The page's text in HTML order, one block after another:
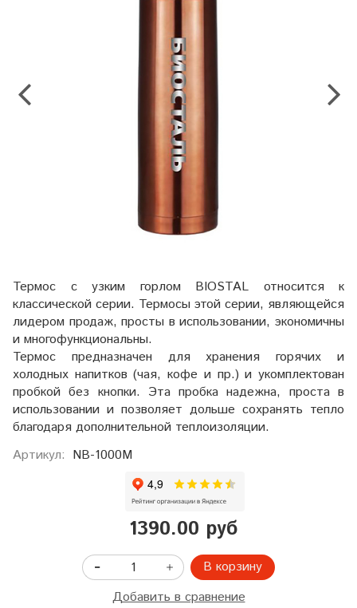
Термос с узким горлом BIOSTAL относится к
классической серии. Термосы этой серии, являющейся
лидером продаж, просты в использовании, экономичны
и многофункциональны.
Термос предназначен для хранения горячих и
холодных напитков (чая, кофе и пр.) и укомплектован
пробкой без кнопки. Эта пробка надежна, проста в
использовании и позволяет дольше сохранять тепло
благодаря дополнительной теплоизоляции.
Артикул: NB-1000M
1390.00 руб
В корзину
Добавить в сравнение